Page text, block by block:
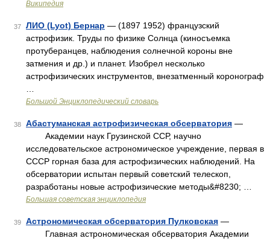
Википедия
37 ЛИО (Lyot) Бернар — (1897 1952) французский
астрофизик. Труды по физике Солнца (киносъемка
протуберанцев, наблюдения солнечной короны вне
затмения и др.) и планет. Изобрел несколько
астрофизических инструментов, внезатменный коронограф
Большой Энциклопедический словарь
38 Абастуманская астрофизическая обсерватория —
Академии наук Грузинской ССР, научно
исследовательское астрономическое учреждение, первая в
СССР горная база для астрофизических наблюдений. На
обсерватории испытан первый советский телескоп,
разработаны новые астрофизические методы&#8230; …
Большая советская энциклопедия
39 Астрономическая обсерватория Пулковская —
Главная астрономическая обсерватория Академии